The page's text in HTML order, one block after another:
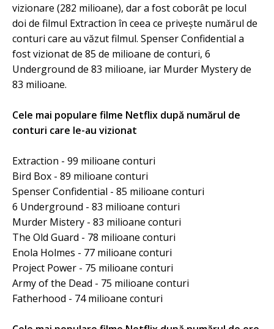
vizionare (282 milioane), dar a fost coborât pe locul
doi de filmul Extraction în ceea ce privește numărul de
conturi care au văzut filmul. Spenser Confidential a
fost vizionat de 85 de milioane de conturi, 6
Underground de 83 milioane, iar Murder Mystery de
83 milioane.
Cele mai populare filme Netflix după numărul de
conturi care le-au vizionat
Extraction - 99 milioane conturi
Bird Box - 89 milioane conturi
Spenser Confidential - 85 milioane conturi
6 Underground - 83 milioane conturi
Murder Mistery - 83 milioane conturi
The Old Guard - 78 milioane conturi
Enola Holmes - 77 milioane conturi
Project Power - 75 milioane conturi
Army of the Dead - 75 milioane conturi
Fatherhood - 74 milioane conturi